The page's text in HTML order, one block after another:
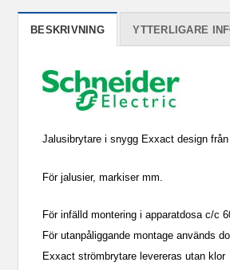
BESKRIVNING YTTERLIGARE
Jalusibrytare i snygg Exxact design från
För jalusier, markiser mm.
För infälld montering i apparatdosa c/c
För utanpåliggande montage används
Exxact strömbrytare levereras utan klor